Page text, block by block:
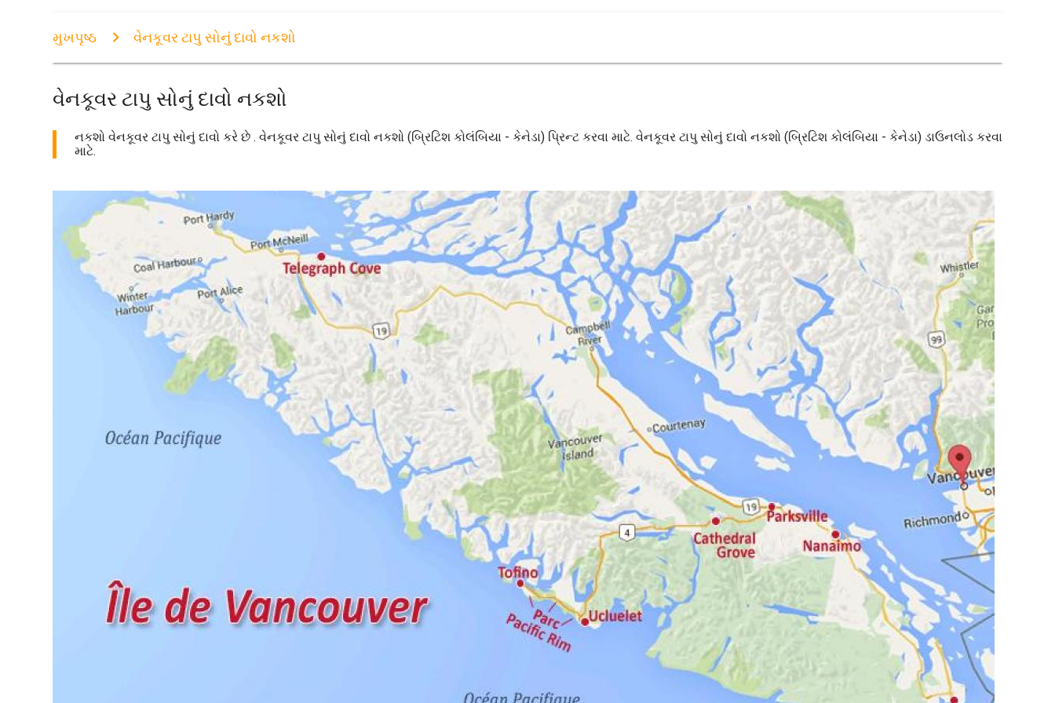
મુખપૃષ્ઠ વેનકૂવર ટાપુ સોનું દાવો નકશો
વેનકૂવર ટાપુ સોનું દાવો નકશો
નકશો વેનકૂવર ટાપુ સોનું દાવો કરે છે . વેનકૂવર ટાપુ સોનું દાવો નકશો (બ્રિટિશ કોલંબિયા - કેનેડા) પ્રિન્ટ કરવા માટે. વેનકૂવર ટાપુ સોનું દાવો નકશો (બ્રિટિશ કોલંબિયા - કેનેડા) ડાઉનલોડ કરવા
માટે.